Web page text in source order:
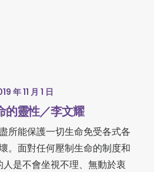
年 11 月 1 日
的靈性／李文耀
所能保護一切生命免受各式各
。面對任何壓制生命的制度和
是不會坐視不理、無動於衷